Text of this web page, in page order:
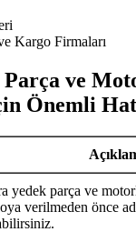
Kargo Firmaları
Parça ve
Önemli
yedek parça ve
verilmeden önce